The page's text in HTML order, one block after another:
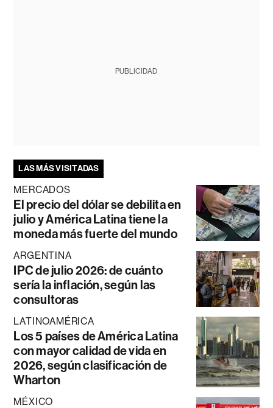
PUBLICIDAD
LAS MÁS VISITADAS
MERCADOS
El precio del dólar se debilita en
julio y América Latina tiene la
moneda más fuerte del mundo
ARGENTINA
IPC de julio 2026: de cuánto
sería la inflación, según las
consultoras
LATINOAMÉRICA
Los 5 países de América Latina
con mayor calidad de vida en
2026, según clasificación de
Wharton
MÉXICO